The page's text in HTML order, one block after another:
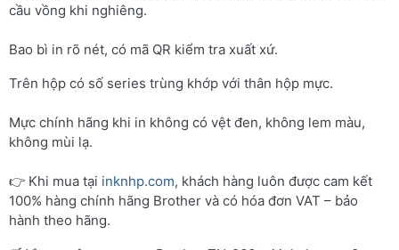
cầu vồng khi nghiêng.
Bao bì in rõ nét, có mã QR kiểm tra xuất xứ.
Trên hộp có số series trùng khớp với thân hộp mực.
Mực chính hãng khi in không có vệt đen, không lem màu,
không mùi lạ.
👉 Khi mua tại inknhp.com, khách hàng luôn được cam kết
100% hàng chính hãng Brother và có hóa đơn VAT – bảo
hành theo hãng.